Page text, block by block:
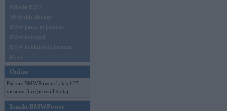
Mēneša BMW
Sērijveida tūnings
BMW pasaules jaunumi
BMW koncepti
BMW konkurentu jaunumi
Moto
Online
Pašreiz BMWPower skatās 127
viesi un 3 reģistrēti lietotāji.
Ienākt BMWPower